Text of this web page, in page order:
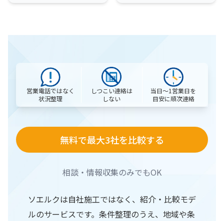
営業電話ではなく
状況整理
しつこい連絡は
しない
当日〜1営業日を
目安に順次連絡
無料で最大3社を比較する
相談・情報収集のみでもOK
ソエルクは自社施工ではなく、紹介・比較モデ
ルのサービスです。条件整理のうえ、地域や条